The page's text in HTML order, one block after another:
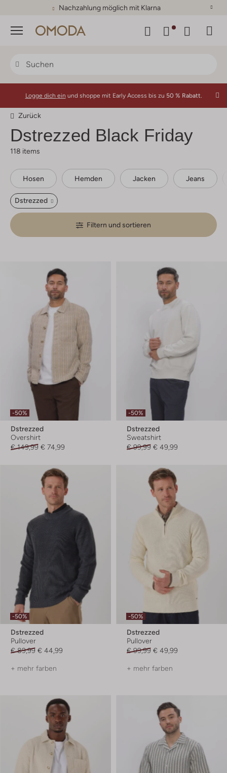
Nachzahlung möglich mit Klarna
Menü
Logge dich ein und shoppe mit Early Access bis zu 50 % Rabatt.
Zurück
Dstrezzed Black Friday
118 items
Hosen Hemden Jacken Jeans
Dstrezzed
Filtern und sortieren
-50%
Dstrezzed
Overshirt
€ 149,99 € 74,99
-50%
Dstrezzed
Sweatshirt
€ 99,99 € 49,99
-50%
Dstrezzed
Pullover
€ 89,99 € 44,99
+ mehr farben
-50%
Dstrezzed
Pullover
€ 99,99 € 49,99
+ mehr farben